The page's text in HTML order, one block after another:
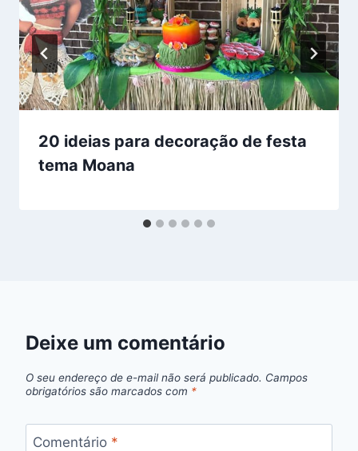
20 ideias para decoração de festa
tema Moana
Deixe um comentário
O seu endereço de e-mail não será publicado. Campos
obrigatórios são marcados com *
Comentário *